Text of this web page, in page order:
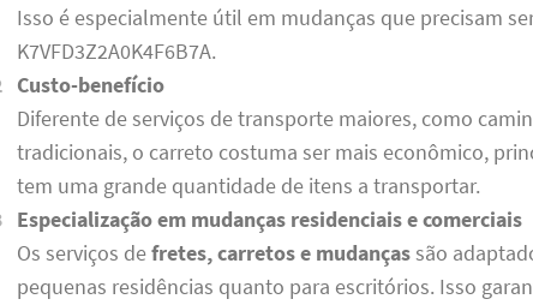
Isso é especialmente útil em mudanças que precisam
K7VFD3Z2A0K4F6B7A.
Custo-benefício
Diferente de serviços de transporte maiores, como
tradicionais, o carreto costuma ser mais econômico,
tem uma grande quantidade de itens a transportar.
Especialização em mudanças residenciais e comerciais
Os serviços defretes, carretos e mudançassão
pequenas residências quanto para escritórios. Isso